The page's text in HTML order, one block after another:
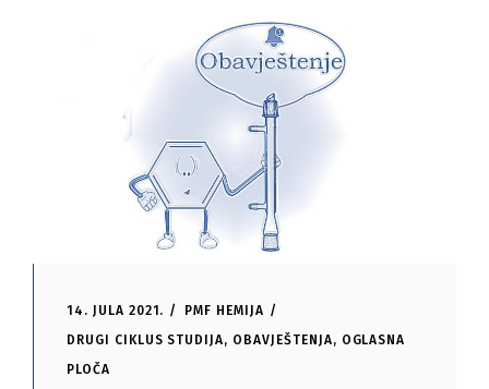
14. JULA 2021.
PMF HEMIJA
DRUGI CIKLUS STUDIJA, OBAVJEŠTENJA, OGLASNA
PLOČA